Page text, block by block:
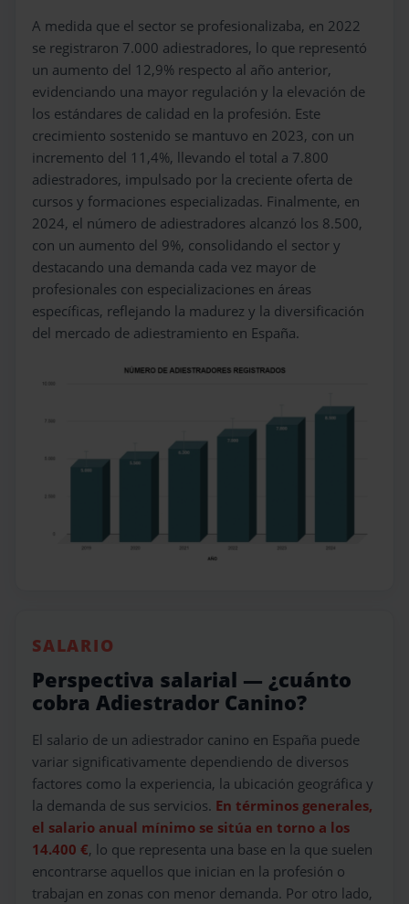
A medida que el sector se profesionalizaba, en 2022
se registraron 7.000 adiestradores, lo que representó
un aumento del 12,9% respecto al año anterior,
evidenciando una mayor regulación y la elevación de
los estándares de calidad en la profesión. Este
crecimiento sostenido se mantuvo en 2023, con un
incremento del 11,4%, llevando el total a 7.800
adiestradores, impulsado por la creciente oferta de
cursos y formaciones especializadas. Finalmente, en
2024, el número de adiestradores alcanzó los 8.500,
con un aumento del 9%, consolidando el sector y
destacando una demanda cada vez mayor de
profesionales con especializaciones en áreas
específicas, reflejando la madurez y la diversificación
del mercado de adiestramiento en España.
SALARIO
Perspectiva salarial — ¿cuánto
cobra Adiestrador Canino?
El salario de un adiestrador canino en España puede
variar significativamente dependiendo de diversos
factores como la experiencia, la ubicación geográfica y
la demanda de sus servicios. En términos generales,
el salario anual mínimo se sitúa en torno a los
14.400 €, lo que representa una base en la que suelen
encontrarse aquellos que inician en la profesión o
trabajan en zonas con menor demanda. Por otro lado,